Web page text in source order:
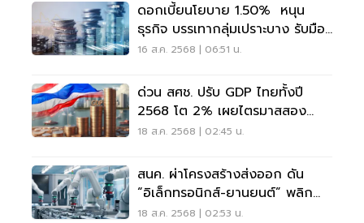
ดอกเบี้ยนโยบาย 1.50% หนุน
ธุรกิจ บรรเทากลุ่มเปราะบาง รับมือ
เศรษฐกิจไทย
16 ส.ค. 2568 | 06:51 น.
ด่วน สศช. ปรับ GDP ไทยทั้งปี
2568 โต 2% เผยไตรมาสสอง
บวก 2.8%
18 ส.ค. 2568 | 02:45 น.
สนค. ผ่าโครงสร้างส่งออก ดัน
“อิเล็กทรอนิกส์-ยานยนต์” พลิก
โฉมเศรษฐกิจสู่ยุคใหม่
18 ส.ค. 2568 | 02:53 น.